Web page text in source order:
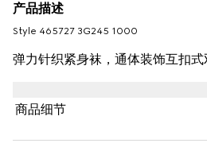
产品描述
Style ‎465727 3G245 1000
弹力针织紧身袜，通体装饰互扣式
商品细节